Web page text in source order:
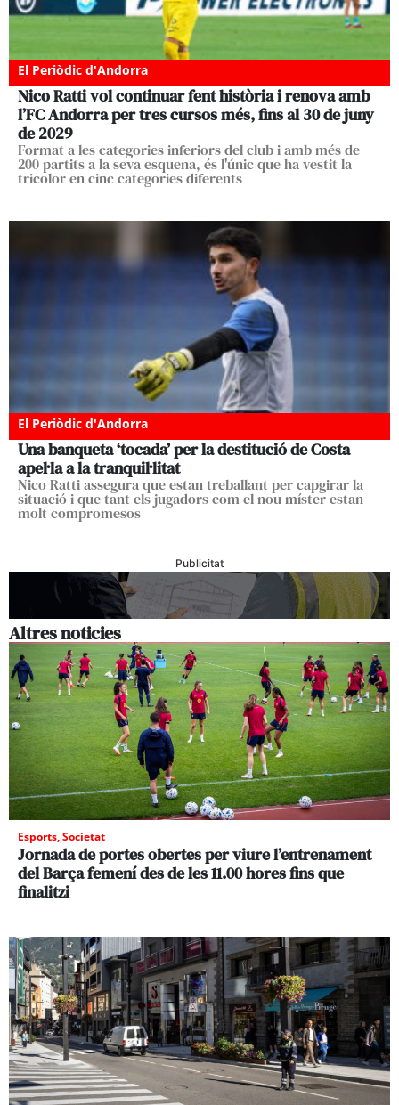
El Periòdic d'Andorra
Nico Ratti vol continuar fent història i renova amb
l’FC Andorra per tres cursos més, fins al 30 de juny
de 2029
Format a les categories inferiors del club i amb més de
200 partits a la seva esquena, és l'únic que ha vestit la
tricolor en cinc categories diferents
El Periòdic d'Andorra
Una banqueta ‘tocada’ per la destitució de Costa
apel·la a la tranquil·litat
Nico Ratti assegura que estan treballant per capgirar la
situació i que tant els jugadors com el nou míster estan
molt compromesos
Publicitat
Altres noticies
Esports,Societat
Jornada de portes obertes per viure l’entrenament
del Barça femení des de les 11.00 hores fins que
finalitzi